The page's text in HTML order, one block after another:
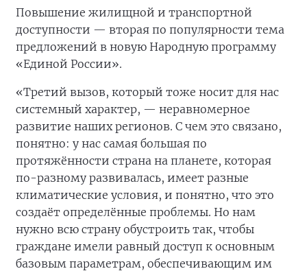
Повышение жилищной и транспортной
доступности — вторая по популярности тема
предложений в новую Народную программу
«Единой России».
«Третий вызов, который тоже носит для нас
системный характер, — неравномерное
развитие наших регионов. С чем это связано,
понятно: у нас самая большая по
протяжённости страна на планете, которая
по-разному развивалась, имеет разные
климатические условия, и понятно, что это
создаёт определённые проблемы. Но нам
нужно всю страну обустроить так, чтобы
граждане имели равный доступ к основным
базовым параметрам, обеспечивающим им